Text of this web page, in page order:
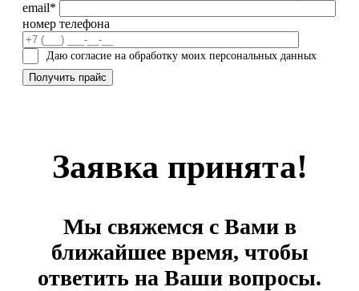
email*
номер телефона
Даю согласие на обработку моих персональных данных
Заявка принята!
Мы свяжемся с Вами в
ближайшее время, чтобы
ответить на Ваши вопросы.